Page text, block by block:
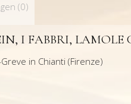
(0)
I FABBRI, LAMOLE
in Chianti (Firenze)